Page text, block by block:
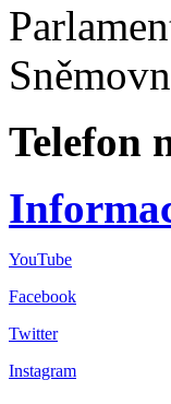
Telefon
YouTube
Facebook
Twitter
Instagram